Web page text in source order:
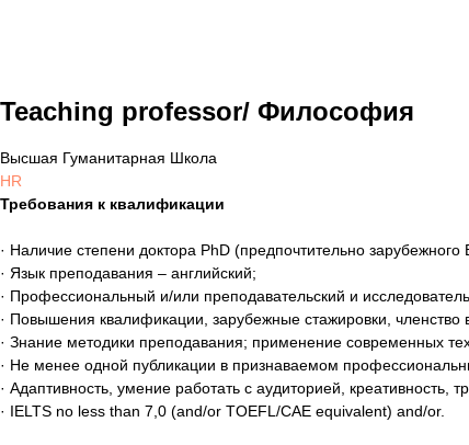
Teaching professor/ Философия
Высшая Гуманитарная Школа
HR
Требования к квалификации
· Наличие степени доктора PhD (предпочтительно
· Язык преподавания – английский;
· Профессиональный и/или преподавательский и
· Повышения квалификации, зарубежные стажировки,
· Знание методики преподавания; применение современных
· Не менее одной публикации в признаваемом
· Адаптивность, умение работать с аудиторией, креативность,
· IELTS no less than 7,0 (and/or TOEFL/CAE equivalent) and/or.